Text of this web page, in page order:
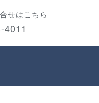
せはこちら
4011